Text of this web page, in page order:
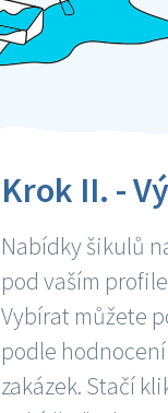
Krok II. -
Nabídky šikulů
pod vaším
Vybírat můžete
podle
zakázek. Stačí